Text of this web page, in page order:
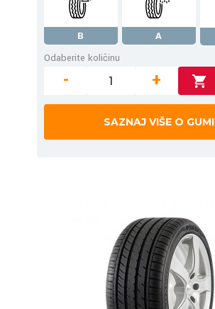
B A
Odaberite količinu
- +
SAZNAJ VIŠE O GUMI